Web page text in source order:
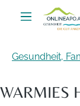
Zum Hauptinhalt
Gesundheit,
WARMIES